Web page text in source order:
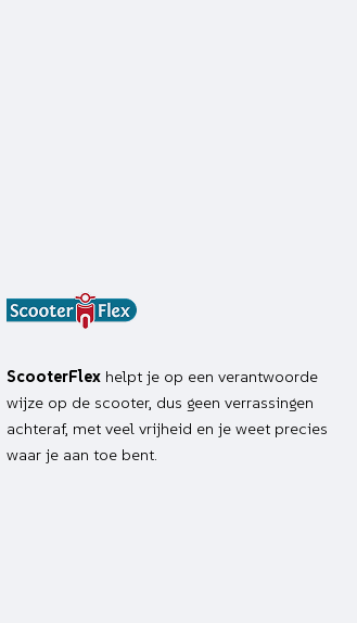
ScooterFlex helpt je op een verantwoorde
wijze op de scooter, dus geen verrassingen
achteraf, met veel vrijheid en je weet precies
waar je aan toe bent.